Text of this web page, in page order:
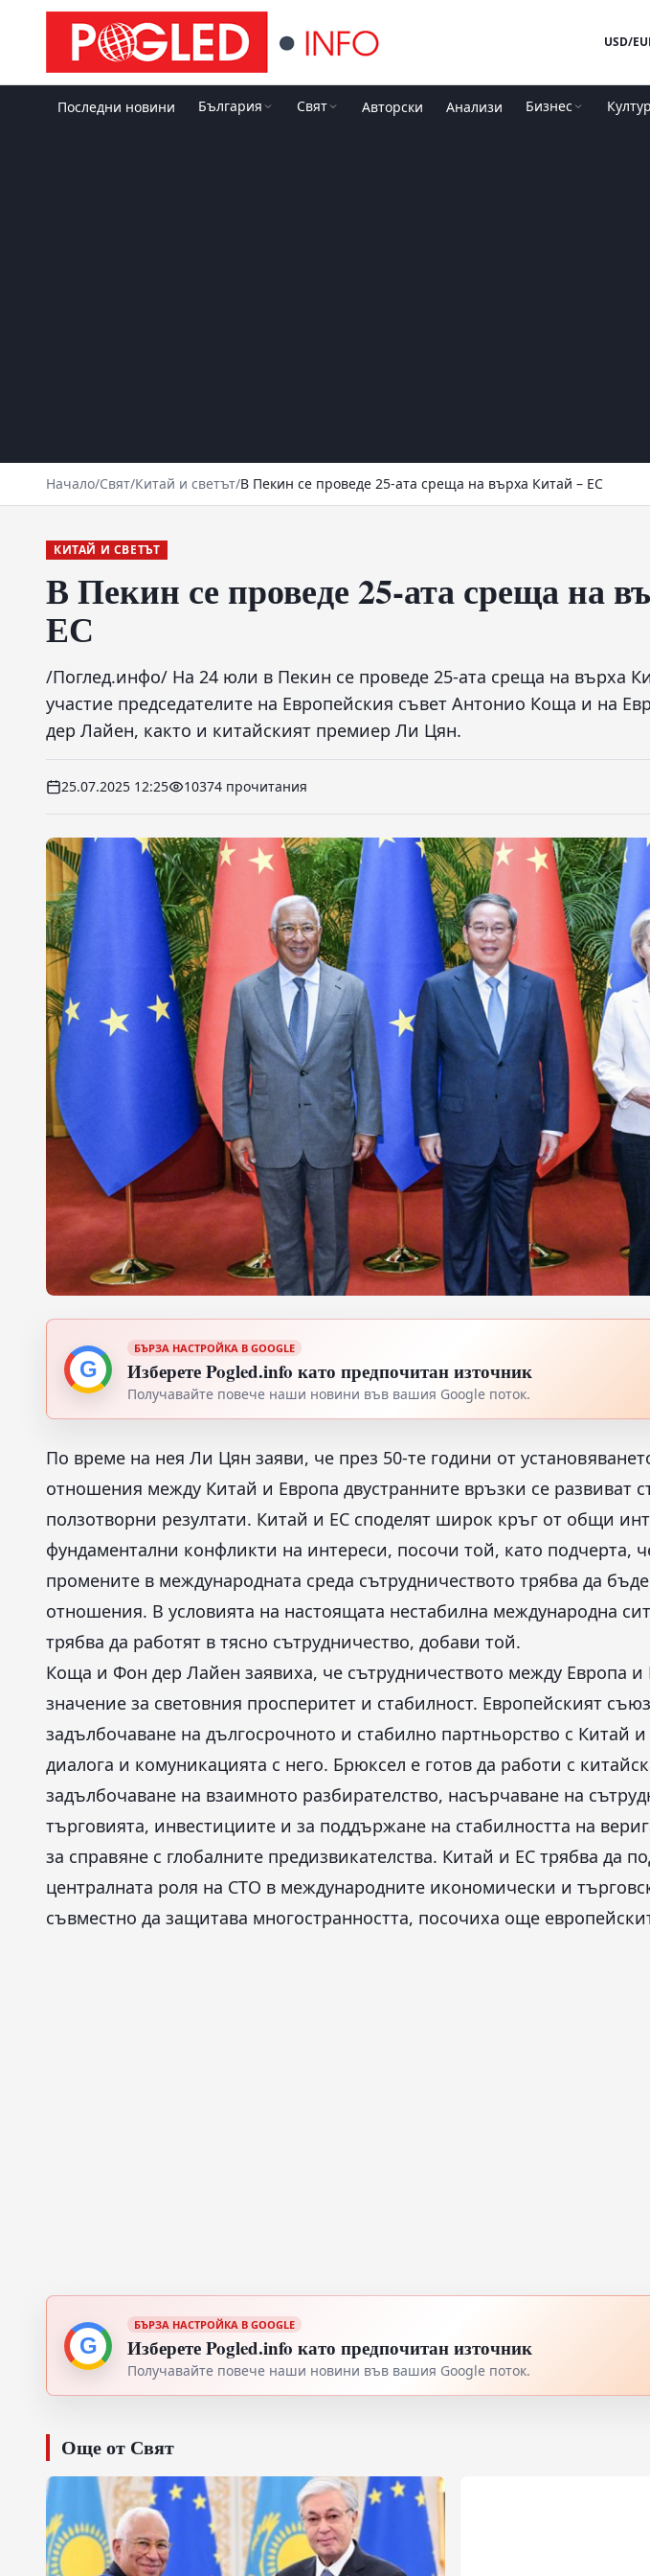
USD/
Последни новини България Свят Авторски Анализи Бизнес
Начало/Свят/Китай и светът/В Пекин се проведе 25-ата среща на върха Китай – ЕС
КИТАЙ И СВЕТЪТ
В Пекин се проведе 25-ата среща на
ЕС
/Поглед.инфо/ На 24 юли в Пекин се проведе 25-ата среща на върха
участие председателите на Европейския съвет Антонио Коща и на
дер Лайен, както и китайският премиер Ли Цян.
25.07.2025 12:25 10374 прочитания
G
БЪРЗА НАСТРОЙКА В GOOGLE
Изберете Pogled.info като предпочитан източник
Получавайте повече наши новини във вашия Google поток.
По време на нея Ли Цян заяви, че през 50-те години от
отношения между Китай и Европа двустранните връзки се развиват
ползотворни резултати. Китай и ЕС споделят широк кръг от общи
фундаментални конфликти на интереси, посочи той, като подчерта,
промените в международната среда сътрудничеството трябва да
отношения. В условията на настоящата нестабилна международна
трябва да работят в тясно сътрудничество, добави той.
Коща и Фон дер Лайен заявиха, че сътрудничеството между Европа
значение за световния просперитет и стабилност. Европейският
задълбочаване на дългосрочното и стабилно партньорство с Китай
диалога и комуникацията с него. Брюксел е готов да работи с
задълбочаване на взаимното разбирателство, насърчаване на
търговията, инвестициите и за поддържане на стабилността на
за справяне с глобалните предизвикателства. Китай и ЕС трябва да
централната роля на СТО в международните икономически и
съвместно да защитава многостранността, посочиха още
G
БЪРЗА НАСТРОЙКА В GOOGLE
Изберете Pogled.info като предпочитан източник
Получавайте повече наши новини във вашия Google поток.
Още от Свят